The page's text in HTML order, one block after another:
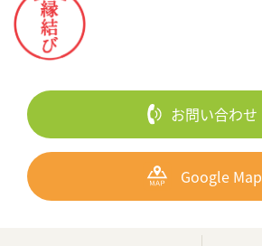
お問い合わせ
Google Map